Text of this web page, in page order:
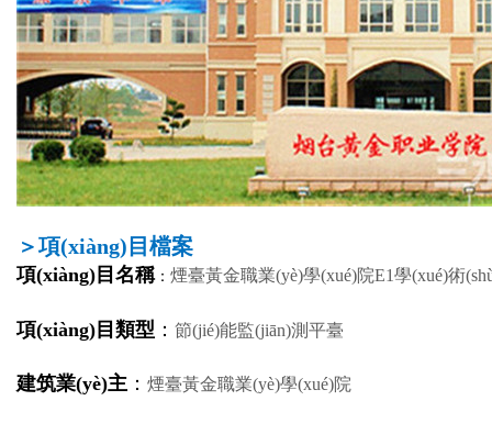
＞項(xiàng)目檔案
項(xiàng)目名稱： 煙臺黃金職業(yè)學(xué)院E1學(xué)術
項(xiàng)目類型 ： 節(jié)能監(jiān)測平臺
建筑業(yè)主 ： 煙臺黃金職業(yè)學(xué)院